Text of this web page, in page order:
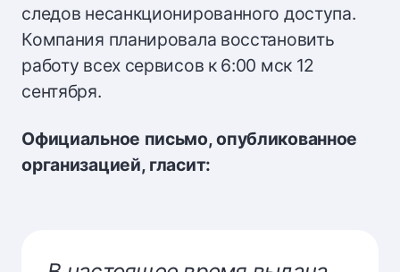
следов несанкционированного доступа.
Компания планировала восстановить
работу всех сервисов к 6:00 мск 12
сентября.
Официальное письмо, опубликованное
организацией, гласит: